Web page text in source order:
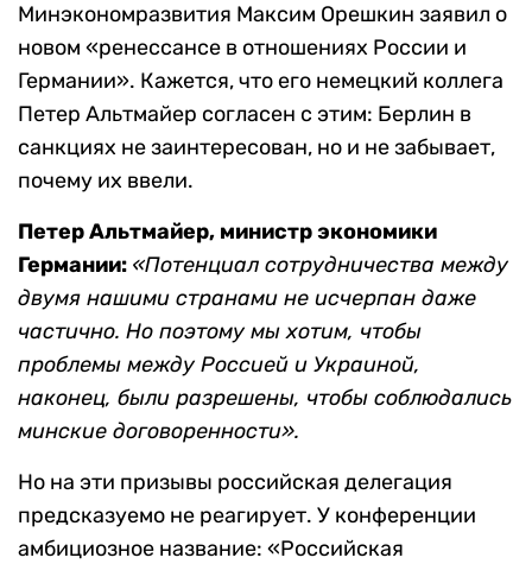
Минэкономразвития Максим Орешкин заявил о
новом «ренессансе в отношениях России и
Германии». Кажется, что его немецкий коллега
Петер Альтмайер согласен с этим: Берлин в
санкциях не заинтересован, но и не забывает,
почему их ввели.
Петер Альтмайер, министр экономики
Германии: «Потенциал сотрудничества между
двумя нашими странами не исчерпан даже
частично. Но поэтому мы хотим, чтобы
проблемы между Россией и Украиной,
наконец, были разрешены, чтобы соблюдались
минские договоренности».
Но на эти призывы российская делегация
предсказуемо не реагирует. У конференции
амбициозное название: «Российская